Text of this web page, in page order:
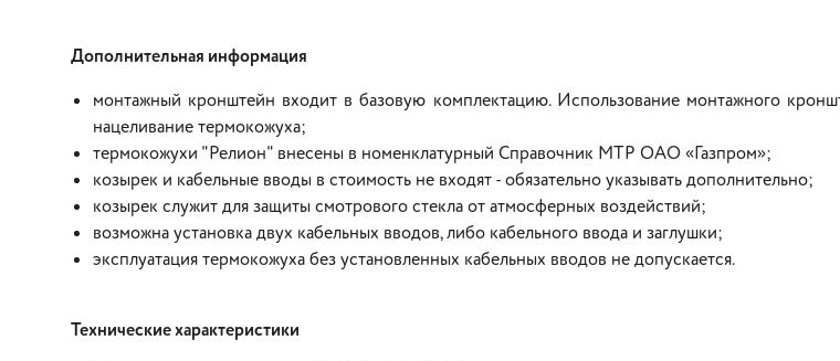
Дополнительная информация
монтажный кронштейн входит в базовую комплектацию. Использование монтажного
нацеливание термокожуха;
термокожухи "Релион" внесены в номенклатурный Справочник МТР ОАО «Газпром»;
козырек и кабельные вводы в стоимость не входят - обязательно указывать дополнительно;
козырек служит для защиты смотрового стекла от атмосферных воздействий;
возможна установка двух кабельных вводов, либо кабельного ввода и заглушки;
эксплуатация термокожуха без установленных кабельных вводов не допускается.
Технические характеристики